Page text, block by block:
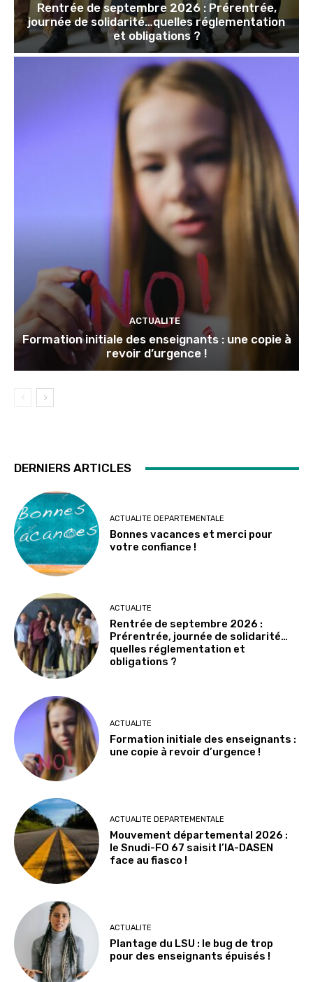
Rentrée de septembre 2026 : Prérentrée,
journée de solidarité…quelles réglementation
et obligations ?
ACTUALITE
Formation initiale des enseignants : une copie à
revoir d’urgence !
DERNIERS ARTICLES
ACTUALITE DEPARTEMENTALE
Bonnes vacances et merci pour
votre confiance !
ACTUALITE
Rentrée de septembre 2026 :
Prérentrée, journée de solidarité…
quelles réglementation et
obligations ?
ACTUALITE
Formation initiale des enseignants :
une copie à revoir d’urgence !
ACTUALITE DEPARTEMENTALE
Mouvement départemental 2026 :
le Snudi-FO 67 saisit l’IA-DASEN
face au fiasco !
ACTUALITE
Plantage du LSU : le bug de trop
pour des enseignants épuisés !